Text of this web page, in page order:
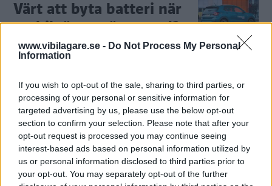
www.vibilagare.se - Do Not Process My Personal
Information
If you wish to opt-out of the sale, sharing to third parties, or
processing of your personal or sensitive information for
targeted advertising by us, please use the below opt-out
section to confirm your selection. Please note that after your
opt-out request is processed you may continue seeing
interest-based ads based on personal information utilized by
us or personal information disclosed to third parties prior to
your opt-out. You may separately opt-out of the further
Värt att byta batteri när
mobilnätet stängs ned?
BILFRÅGAN 2026-01-30 05:00 Vi Bilägare svarar.
Blir en nedkopplad bil
svår att sälja?
BILFRÅGAN 24 september 2025 Vi Bilägare svarar.
0 kommentarer Gasa (16) Bromsa (8)